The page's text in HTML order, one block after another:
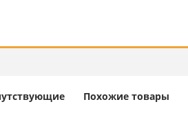
Похожие товары